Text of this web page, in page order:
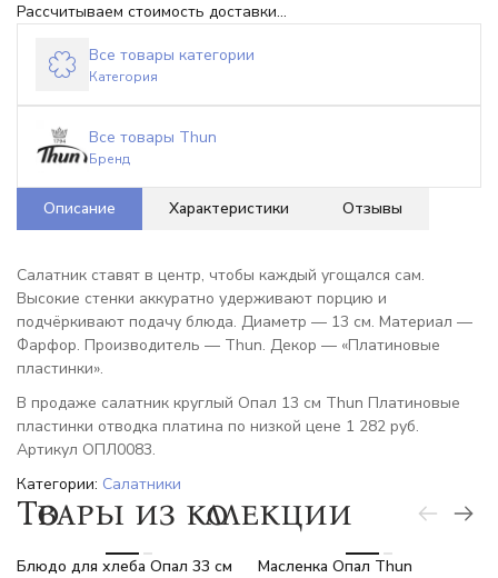
Рассчитываем стоимость доставки...
Все товары категории
Категория
Все товары Thun
Бренд
Описание Характеристики Отзывы
Салатник ставят в центр, чтобы каждый угощался сам.
Высокие стенки аккуратно удерживают порцию и
подчёркивают подачу блюда. Диаметр — 13 см. Материал —
Фарфор. Производитель — Thun. Декор — «Платиновые
пластинки».
В продаже салатник круглый Опал 13 см Thun Платиновые
пластинки отводка платина по низкой цене 1 282 руб.
Артикул ОПЛ0083.
Категории: Салатники
Товары из коллекции
Блюдо для хлеба Опал 33 см
Масленка Опал Thun